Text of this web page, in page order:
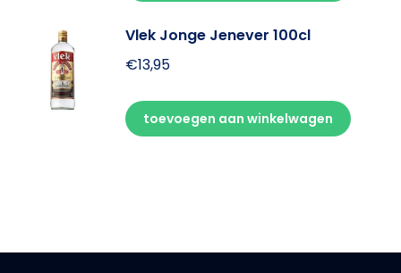
Vlek Jonge Jenever 100cl
€13,95
toevoegen aan winkelwagen